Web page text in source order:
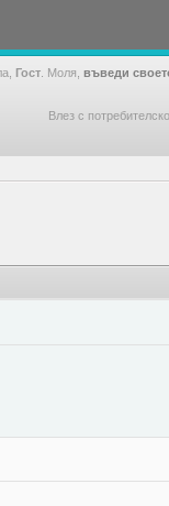
Гост . Моля, въведи
Влез с